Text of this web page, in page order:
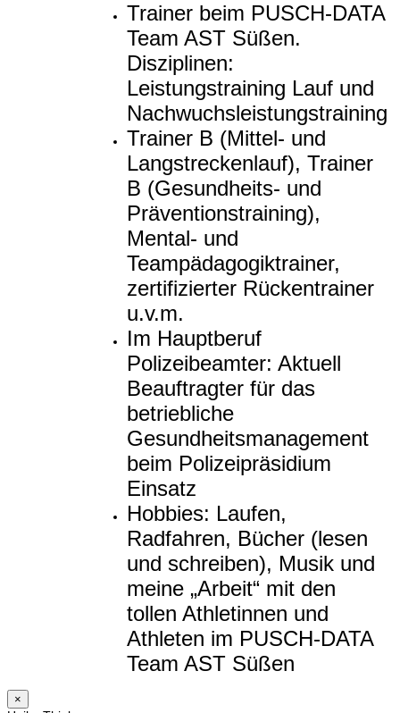
Trainer beim PUSCH-DATA
Team AST Süßen.
Disziplinen:
Leistungstraining Lauf und
Nachwuchsleistungstraining
Trainer B (Mittel- und
Langstreckenlauf), Trainer
B (Gesundheits- und
Präventionstraining),
Mental- und
Teampädagogiktrainer,
zertifizierter Rückentrainer
u.v.m.
Im Hauptberuf
Polizeibeamter: Aktuell
Beauftragter für das
betriebliche
Gesundheitsmanagement
beim Polizeipräsidium
Einsatz
Hobbies: Laufen,
Radfahren, Bücher (lesen
und schreiben), Musik und
meine „Arbeit“ mit den
tollen Athletinnen und
Athleten im PUSCH-DATA
Team AST Süßen
×